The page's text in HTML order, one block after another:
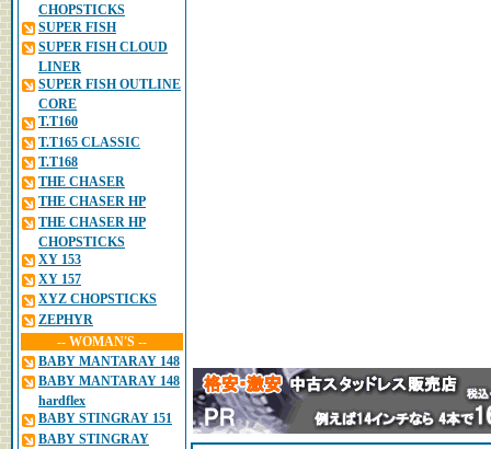
CHOPSTICKS
SUPER FISH
SUPER FISH CLOUD
LINER
SUPER FISH OUTLINE
CORE
T.T160
T.T165 CLASSIC
T.T168
THE CHASER
THE CHASER HP
THE CHASER HP
CHOPSTICKS
XY 153
XY 157
XYZ CHOPSTICKS
ZEPHYR
-- WOMAN'S --
BABY MANTARAY 148
BABY MANTARAY 148
hardflex
BABY STINGRAY 151
BABY STINGRAY